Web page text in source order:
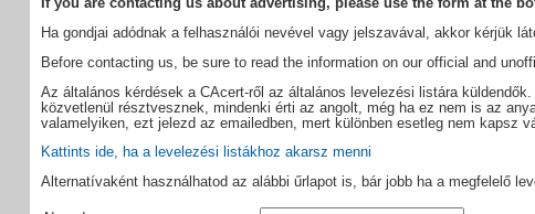
Ha gondjai adódnak a felhasználói nevével vagy jelszavával, akkor kérjük
Before contacting us, be sure to read the information on our official and
Az általános kérdések a CAcert-ről az általános levelezési listára
közvetlenül résztvesznek, mindenki érti az angolt, még ha ez nem is az
valamelyiken, ezt jelezd az emailedben, mert különben esetleg nem kapsz
Kattints ide, ha a levelezési listákhoz akarsz menni
Alternatívaként használhatod az alábbi űrlapot is, bár jobb ha a megfelelő